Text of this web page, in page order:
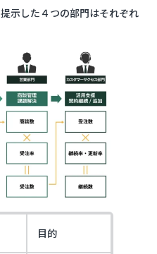
示した４つの部門はそれぞれ
目的